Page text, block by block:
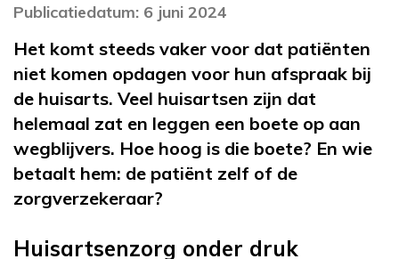
Publicatiedatum: 6 juni 2024
Het komt steeds vaker voor dat patiënten
niet komen opdagen voor hun afspraak bij
de huisarts. Veel huisartsen zijn dat
helemaal zat en leggen een boete op aan
wegblijvers. Hoe hoog is die boete? En wie
betaalt hem: de patiënt zelf of de
zorgverzekeraar?
Huisartsenzorg onder druk